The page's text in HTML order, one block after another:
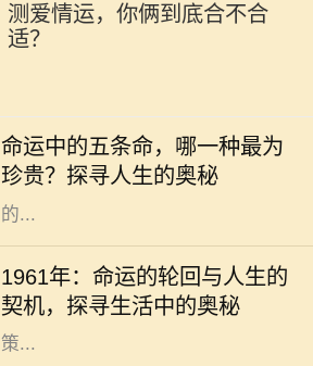
测爱情运，你俩到底合不合
适？
命运中的五条命，哪一种最为
珍贵？探寻人生的奥秘
断探索自身的命运，而命运通常被视
为未知而神秘。在中国文化中，“五
条命”是一个富有哲理性的概念，指
的...
1961年：命运的轮回与人生的
契机，探寻生活中的奥秘
1961年，这是一个在历史长河中略显
平淡却又值得我们深思的年份。在这
一年，许多人经历了生命中的重大转
折，也采取了改变人生方向的重要决
策...
在庞大的命理学世界中，甲申日井泉